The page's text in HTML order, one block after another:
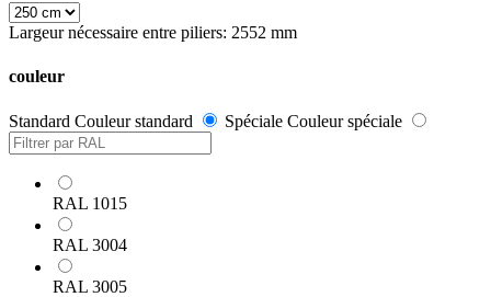
Largeur nécessaire entre piliers: 2552 mm
couleur
Standard Couleur standard Spéciale Couleur spéciale
RAL 1015
RAL 3004
RAL 3005